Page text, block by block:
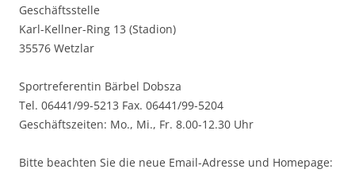
Geschäftsstelle
Karl-Kellner-Ring 13 (Stadion)
35576 Wetzlar
Sportreferentin Bärbel Dobsza
Tel. 06441/99-5213 Fax. 06441/99-5204
Geschäftszeiten: Mo., Mi., Fr. 8.00-12.30 Uhr
Bitte beachten Sie die neue Email-Adresse und Homepage: